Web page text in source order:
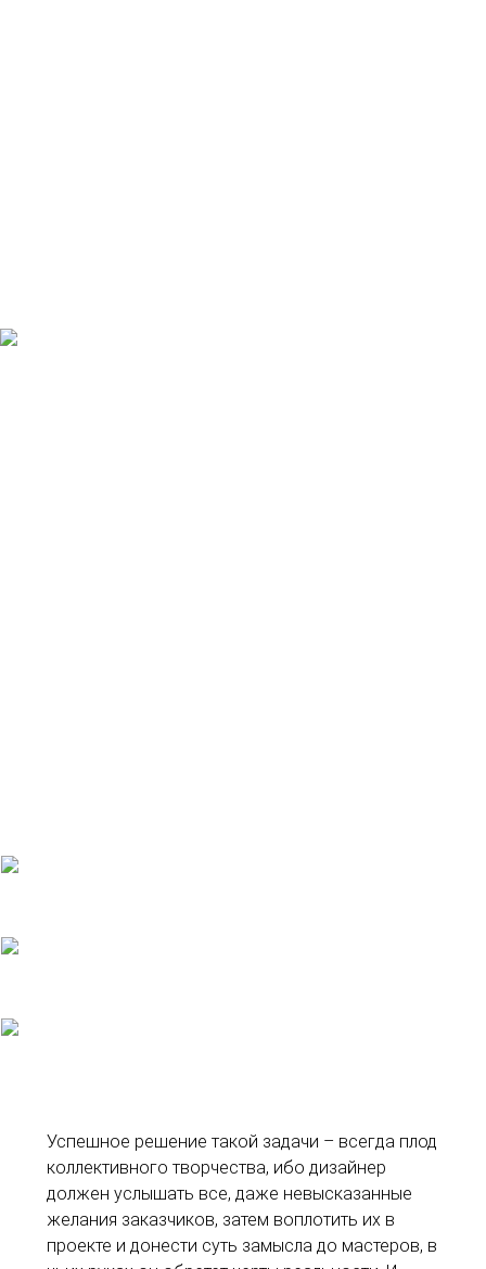
Успешное решение такой задачи – всегда плод
коллективного творчества, ибо дизайнер
должен услышать все, даже невысказанные
желания заказчиков, затем воплотить их в
проекте и донести суть замысла до мастеров, в